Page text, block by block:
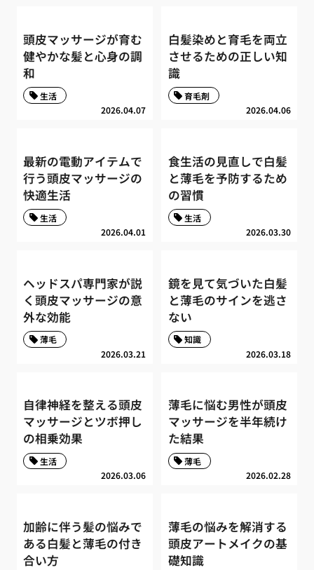
頭皮マッサージが育む
健やかな髪と心身の調
和
2026.04.07
生活
白髪染めと育毛を両立
させるための正しい知
識
2026.04.06
育毛剤
最新の電動アイテムで
行う頭皮マッサージの
快適生活
2026.04.01
生活
食生活の見直しで白髪
と薄毛を予防するため
の習慣
2026.03.30
生活
ヘッドスパ専門家が説
く頭皮マッサージの意
外な効能
2026.03.21
薄毛
鏡を見て気づいた白髪
と薄毛のサインを逃さ
ない
2026.03.18
知識
自律神経を整える頭皮
マッサージとツボ押し
の相乗効果
2026.03.06
生活
薄毛に悩む男性が頭皮
マッサージを半年続け
た結果
2026.02.28
薄毛
加齢に伴う髪の悩みで
ある白髪と薄毛の付き
合い方
薄毛の悩みを解消する
頭皮アートメイクの基
礎知識